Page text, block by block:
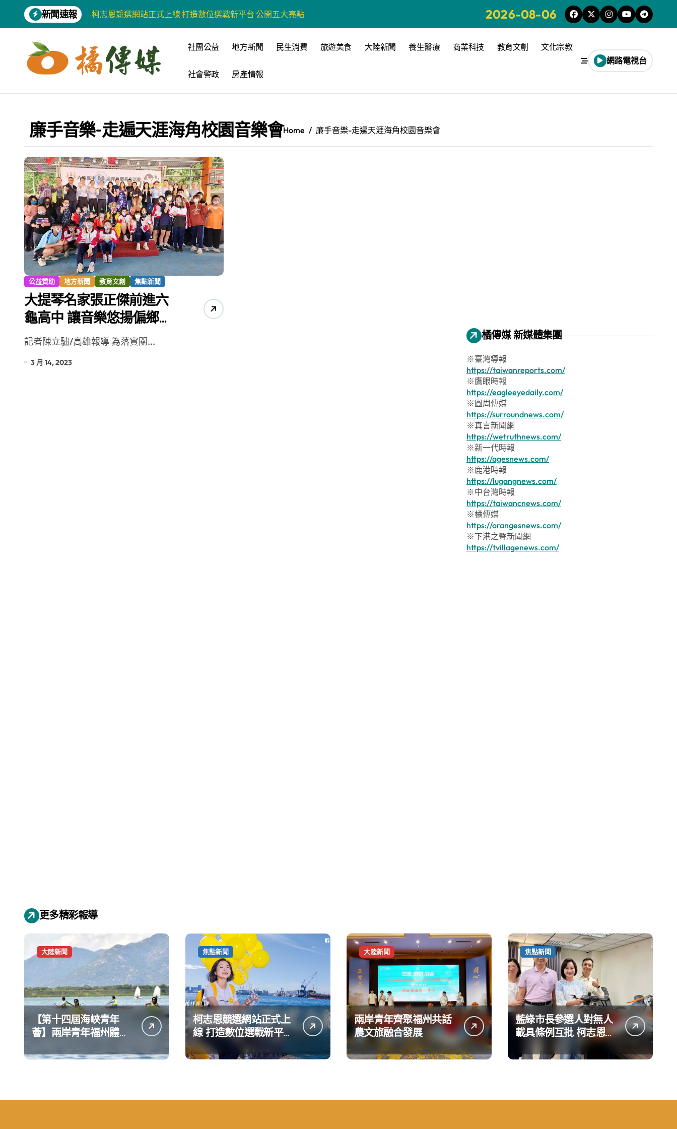
content
新聞速報
柯志恩競選網站正式上線 打造數位選戰新平台 公開五大亮點
藍綠市長參選人對無人載具條例互批 柯志恩：國民黨版才是「國防+產業」務實版
爭取原住民選票 柯志恩提原民5大政策 打造城鄉共好高雄
雅安 天府之肺裡的安逸密碼 一座被時光偏愛的巴適小城
高科大機電系與日本愛媛大學跨校合作 並感謝世豐螺絲捐助獎學金
《讀者》8月號新聞焦點 【錦瑟】
四川雅安 千年古剎雲峰寺
張老師發表「青少年家庭氣氛與心理安全感調查報告」 若遇壓力僅12%青少年會向家人傾訴
河堤國小打造幸福綠校園 蟬聯高市空品淨化區小型基地組第一名
【第十四屆海峽青年薈】兩岸青年福州體驗水上運動
2026-08-06
社團公益 地方新聞 民生消費 旅遊美食 大陸新聞 養生醫療 商業科技 教育文創 文化宗教
社會警政 房產情報
網路電視台
廉手音樂-走遍天涯海角校園音樂會Home 廉手音樂-走遍天涯海角校園音樂會
公益贊助 地方新聞 教育文創 焦點新聞
大提琴名家張正傑前進六
龜高中 讓音樂悠揚偏鄉校
園記者陳立驌/高雄報導 為落實關...
3 月 14, 2023
橘傳媒 新媒體集團
※臺灣導報
https://taiwanreports.com/
※鷹眼時報
https://eagleeyedaily.com/
※圓周傳媒
https://surroundnews.com/
※真言新聞網
https://wetruthnews.com/
※新一代時報
https://agesnews.com/
※鹿港時報
https://lugangnews.com/
※中台灣時報
https://taiwancnews.com/
※橘傳媒
https://orangesnews.com/
※下港之聲新聞網
https://tvillagenews.com/
更多精彩報導
大陸新聞
【第十四屆海峽青年
薈】兩岸青年福州體驗
焦點新聞
柯志恩競選網站正式上
線 打造數位選戰新平台
公開五大亮點
大陸新聞
兩岸青年齊聚福州共話
農文旅融合發展
焦點新聞
藍綠市長參選人對無人
載具條例互批 柯志恩：
國民黨版才是「國防
+產業」務實版